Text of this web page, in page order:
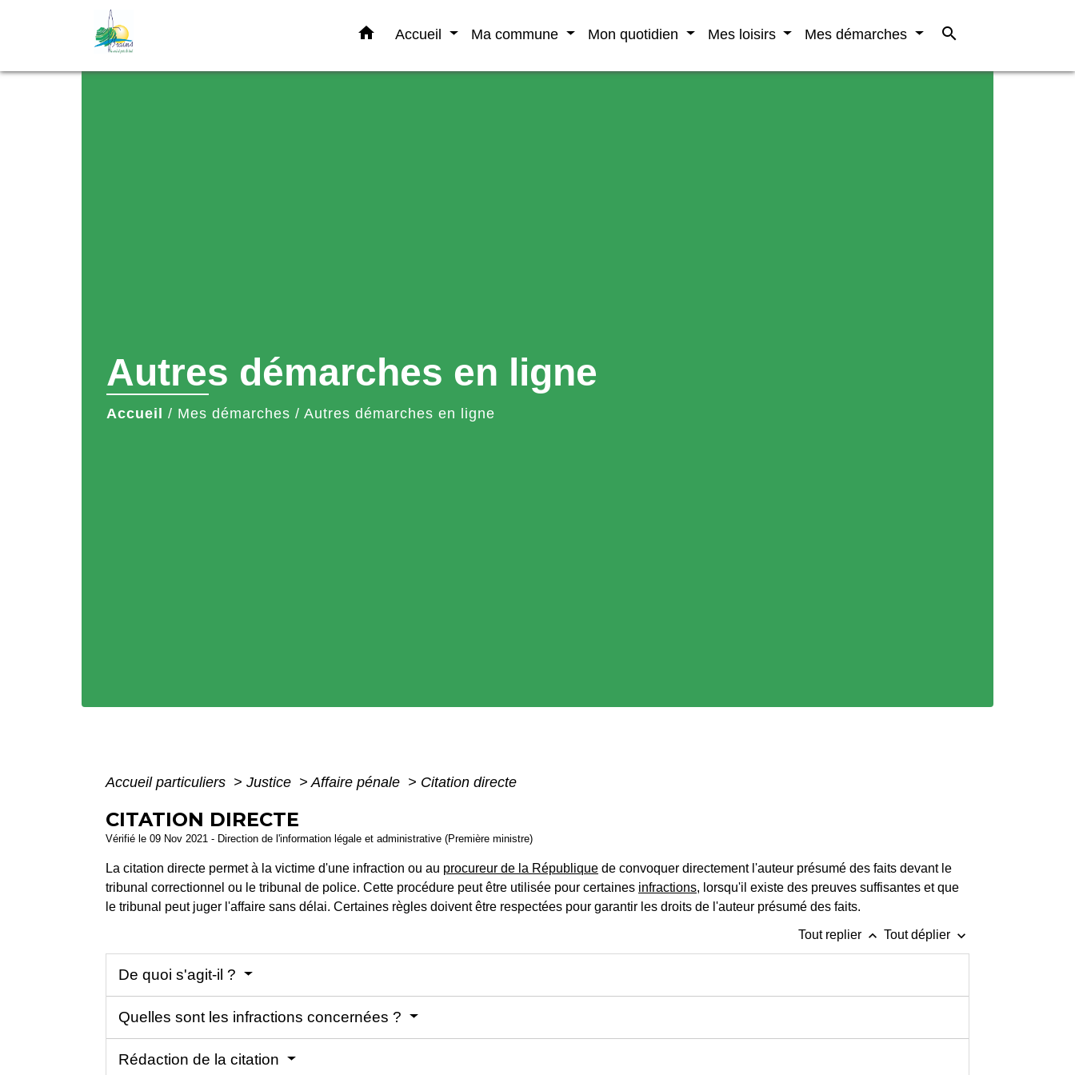
home Accueil Ma commune Mon quotidien Mes loisirs Mes démarches search
Autres démarches en ligne
Accueil / Mes démarches / Autres démarches en ligne
Accueil particuliers > Justice > Affaire pénale > Citation directe
CITATION DIRECTE
Vérifié le 09 Nov 2021 - Direction de l'information légale et administrative (Première ministre)
La citation directe permet à la victime d'une infraction ou au procureur de la République de convoquer directement l'auteur présumé des faits devant le
tribunal correctionnel ou le tribunal de police. Cette procédure peut être utilisée pour certaines infractions, lorsqu'il existe des preuves suffisantes et que
le tribunal peut juger l'affaire sans délai. Certaines règles doivent être respectées pour garantir les droits de l'auteur présumé des faits.
Tout replier keyboard_arrow_up Tout déplier keyboard_arrow_down
De quoi s'agit-il ?
Quelles sont les infractions concernées ?
Rédaction de la citation